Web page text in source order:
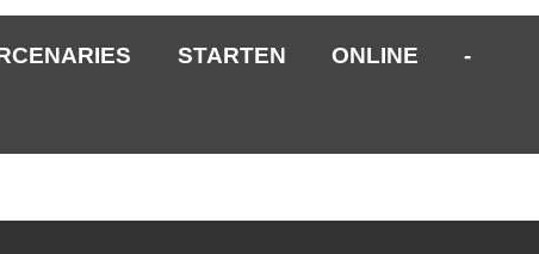
STARTEN ONLINE -